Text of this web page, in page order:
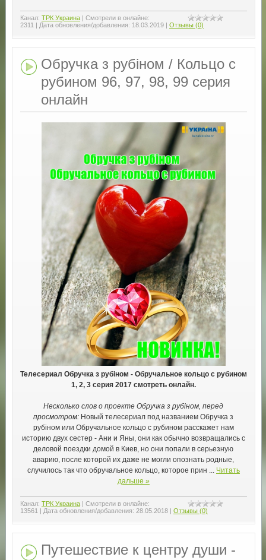
Канал: ТРК Украина| Смотрели в онлайне:
2311 | Дата обновления/добавления: 18.03.2019 | Отзывы (0)
Обручка з рубіном / Кольцо с
рубином 96, 97, 98, 99 серия
онлайн
Телесериал Обручка з рубіном - Обручальное кольцо с рубином
1, 2, 3 серия 2017 смотреть онлайн.
Несколько слов о проекте Обручка з рубіном, перед
просмотром: Новый телесериал под названием Обручка з
рубіном или Обручальное кольцо с рубином расскажет нам
историю двух сестер - Ани и Яны, они как обычно возвращались с
деловой поездки домой в Киев, но они попали в серьезную
аварию, после которой их даже не могли опознать родные,
случилось так что обручальное кольцо, которое прин
Читать
дальше »
Канал: ТРК Украина| Смотрели в онлайне:
13561 | Дата обновления/добавления: 28.05.2018 | Отзывы (0)
Путешествие к центру души -